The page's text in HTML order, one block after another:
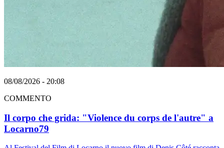
08/08/2026 - 20:08
COMMENTO
Il corpo che grida: "Violence du corps de l'autre" a
Locarno79